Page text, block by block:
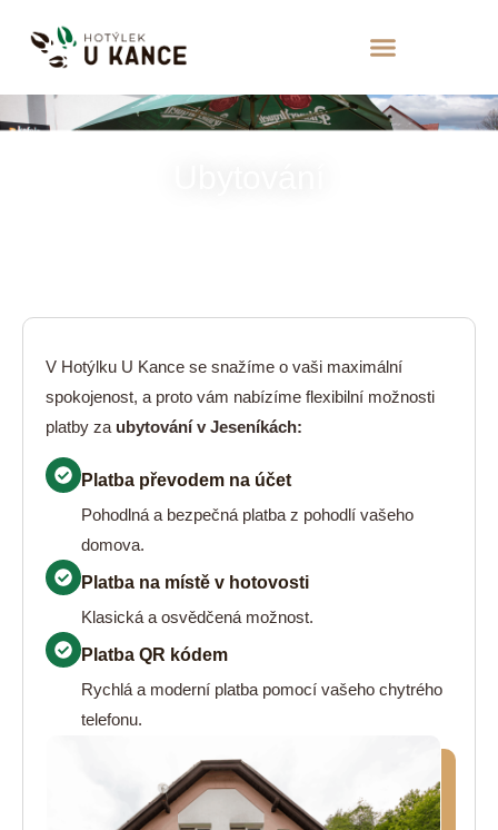
V Hotýlku U Kance se snažíme o vaši maximální
spokojenost, a proto vám nabízíme flexibilní možnosti
platby za ubytování v Jeseníkách:
Platba převodem na účet
Pohodlná a bezpečná platba z pohodlí vašeho
domova.
Platba na místě v hotovosti
Klasická a osvědčená možnost.
Platba QR kódem
Rychlá a moderní platba pomocí vašeho chytrého
telefonu.